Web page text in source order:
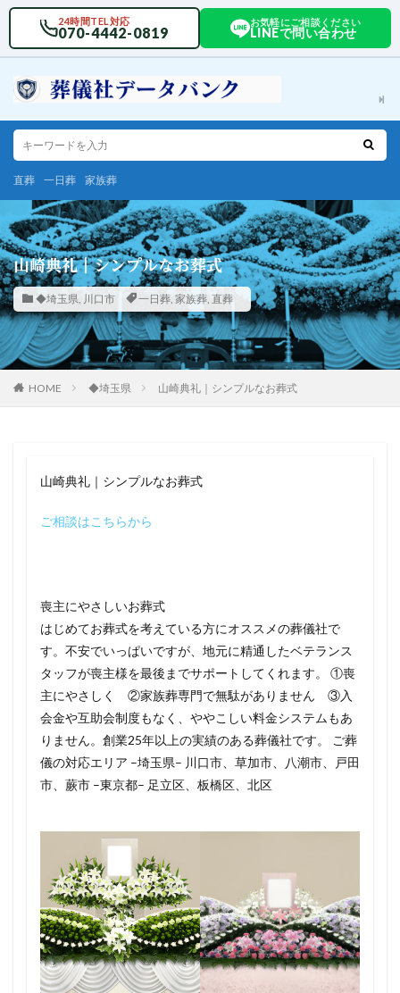
24時間TEL対応
070-4442-0819
お気軽にご相談ください
LINEで問い合わせ
直葬 一日葬 家族葬
山崎典礼｜シンプルなお葬式
◆埼玉県, 川口市 一日葬, 家族葬, 直葬
HOME ◆埼玉県 山崎典礼｜シンプルなお葬式
山崎典礼｜シンプルなお葬式
ご相談はこちらから
喪主にやさしいお葬式
はじめてお葬式を考えている方にオススメの葬儀社で
す。不安でいっぱいですが、地元に精通したベテランス
タッフが喪主様を最後までサポートしてくれます。 ①喪
主にやさしく ②家族葬専門で無駄がありません ③入
会金や互助会制度もなく、ややこしい料金システムもあ
りません。創業25年以上の実績のある葬儀社です。 ご葬
儀の対応エリア –埼玉県– 川口市、草加市、八潮市、戸田
市、蕨市 –東京都– 足立区、板橋区、北区